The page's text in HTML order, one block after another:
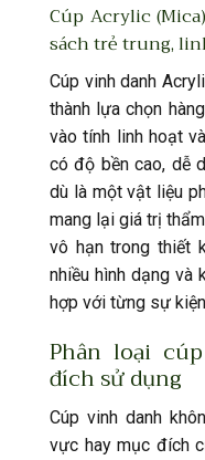
Cúp Acrylic
sách trẻ trung,
Cúp vinh danh
thành lựa chọn
vào tính linh hoạt
có độ bền cao, dễ
dù là một vật liệu
mang lại giá trị
vô hạn trong thiết
nhiều hình dạng và
hợp với từng sự
Phân loại
đích sử dụng
Cúp vinh danh
vực hay mục đích